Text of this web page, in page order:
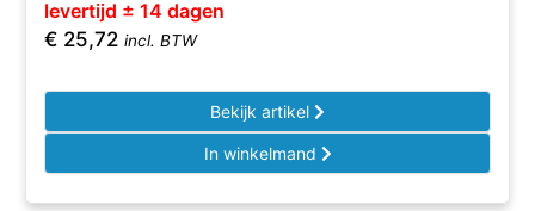
levertijd ± 14 dagen
€ 25,72 incl. BTW
Bekijk artikel
In winkelmand